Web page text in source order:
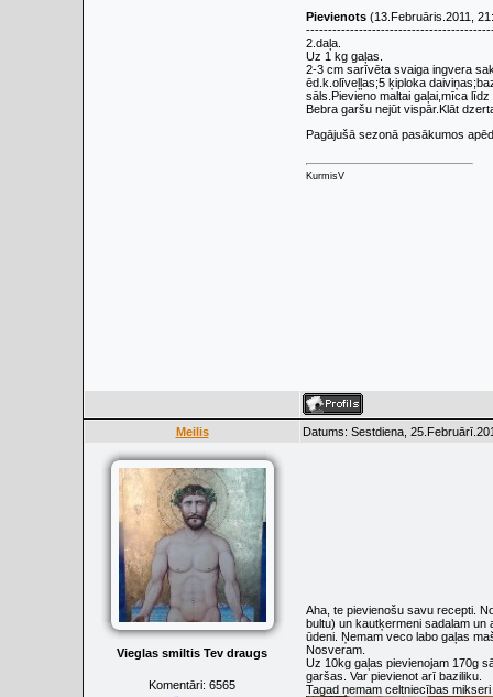
Pievienots (13.Februāris.2011,
2.daļa.
Uz 1 kg gaļas.
2-3 cm sarīvēta svaiga ingvera
ēd.k.olīveļļas;5 ķiploka
sāls.Pievieno maltai gaļai,mīca
Bebra garšu nejūt vispār.Klāt
Pagājušā sezonā pasākumos
KurmisV
Meilis Datums: Sestdiena,
Vieglas smiltis Tev draugs
Komentāri: 6565
Aha, te pievienošu savu recepti.
bultu) un kautķermeni sadalam un
ūdeni. Ņemam veco labo gaļas
Nosveram.
Uz 10kg gaļas pievienojam 170g
garšas. Var pievienot arī baziliku.
Tagad ņemam celtniecības